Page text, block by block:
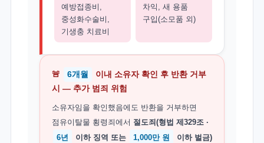
예방접종비,
중성화수술비,
기생충 치료비
차익, 새 용품
구입(소모품 외)
🚨 6개월
이내 소유자 확인 후 반환 거부
시 — 추가 범죄 위험
소유자임을 확인했음에도 반환을 거부하면
점유이탈물 횡령죄에서 절도죄(형법 제329조 ·
6년
이하 징역 또는 1,000만 원
이하 벌금)